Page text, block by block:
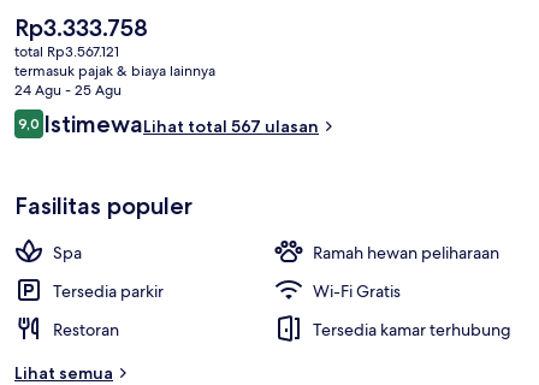
Harga
saat
ini
Rp3.333.758
Rp3.333.758
total Rp3.567.121
termasuk pajak & biaya lainnya
24 Agu - 25 Agu
Ulasan
9,09,0 dari 10
IstimewaLihat total 567 ulasan
Fasilitas populer
Spa
Ramah hewan peliharaan
Tersedia parkir
Wi-Fi Gratis
Restoran
Tersedia kamar terhubung
Lihat semua